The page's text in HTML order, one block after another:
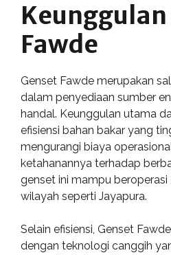
Fawde
Genset Fawde merupakan
dalam penyediaan sumber
handal. Keunggulan utama
efisiensi bahan bakar yang
mengurangi biaya
ketahanannya terhadap
genset ini mampu
wilayah seperti Jayapura.
Selain efisiensi, Genset
dengan teknologi canggih